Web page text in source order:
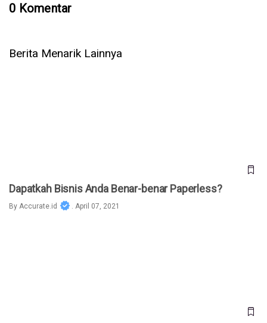
0 Komentar
Berita Menarik Lainnya
Dapatkah Bisnis Anda Benar-benar Paperless?
By Accurate.id . April 07, 2021